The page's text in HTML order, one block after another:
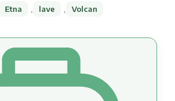
Etna lave Volcan